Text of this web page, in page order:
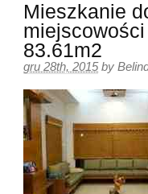
Mieszkanie
83.61m2
gru 28th, 2015 by